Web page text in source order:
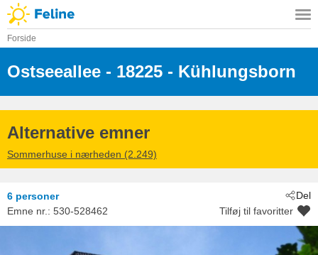
Forside
Ostseeallee - 18225 - Kühlungsborn
Alternative emner
Sommerhuse i nærheden (2.249)
Del
6 personer
Emne nr.: 530-528462 Tilføj til favoritter